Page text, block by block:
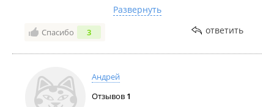
подсос воздуха и мотор троит. Предложили
решение проблемы (***!!!) - купите контракт ДВС,
мы вам установим !
привозите.
В результате пришлось заплатить 44 т.р этим ***,
чтобы забрать
Развернуть
Спасибо 3 ответить
Андрей
Отзывов 1